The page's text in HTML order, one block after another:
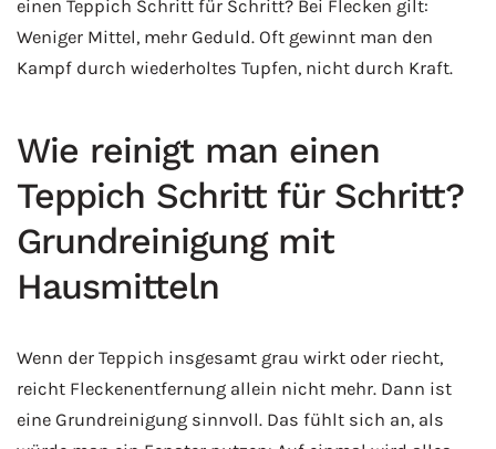
einen Teppich Schritt für Schritt? Bei Flecken gilt:
Weniger Mittel, mehr Geduld. Oft gewinnt man den
Kampf durch wiederholtes Tupfen, nicht durch Kraft.
Wie reinigt man einen
Teppich Schritt für Schritt?
Grundreinigung mit
Hausmitteln
Wenn der Teppich insgesamt grau wirkt oder riecht,
reicht Fleckenentfernung allein nicht mehr. Dann ist
eine Grundreinigung sinnvoll. Das fühlt sich an, als